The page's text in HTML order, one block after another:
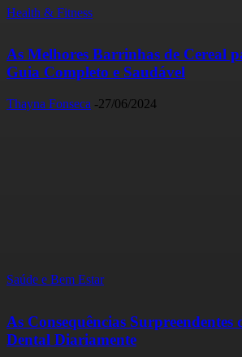
Health & Fitness
As Melhores Barrinhas de Cereal
Guia Completo e Saudável
Thayna Fonseca -27/06/2024
Saúde e Bem Estar
As Consequências Surpreendentes
Dental Diariamente